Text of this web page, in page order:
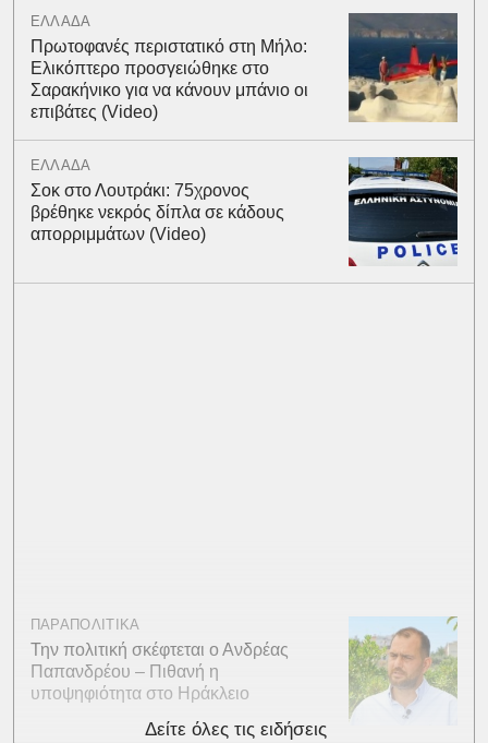
ΕΛΛΑΔΑ
Πρωτοφανές περιστατικό στη Μήλο:
Ελικόπτερο προσγειώθηκε στο
Σαρακήνικο για να κάνουν μπάνιο οι
επιβάτες (Video)
ΕΛΛΑΔΑ
Σοκ στο Λουτράκι: 75χρονος
βρέθηκε νεκρός δίπλα σε κάδους
απορριμμάτων (Video)
ΠΑΡΑΠΟΛΙΤΙΚΑ
Την πολιτική σκέφτεται ο Ανδρέας
Παπανδρέου – Πιθανή η
υποψηφιότητα στο Ηράκλειο
Δείτε όλες τις ειδήσεις